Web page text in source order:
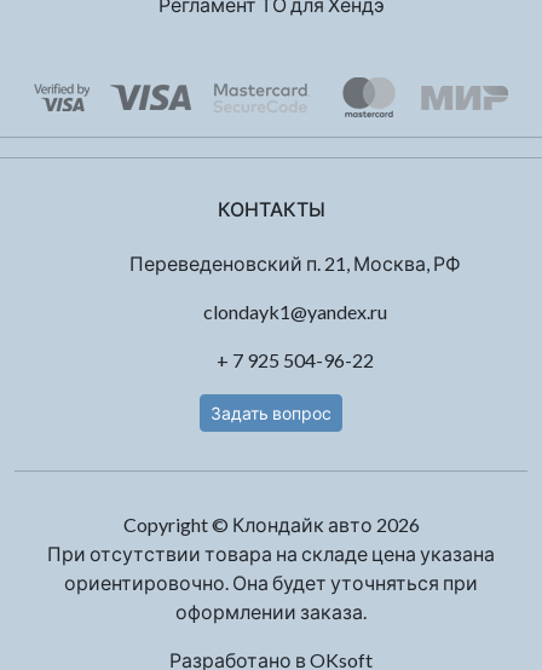
КОНТАКТЫ
Переведеновский п. 21, Москва, РФ
clondayk1@yandex.ru
+ 7 925 504-96-22
Задать вопрос
Copyright © Клондайк авто 2026
При отсутствии товара на складе цена указана
ориентировочно. Она будет уточняться при
оформлении заказа.
Разработано в OKsoft